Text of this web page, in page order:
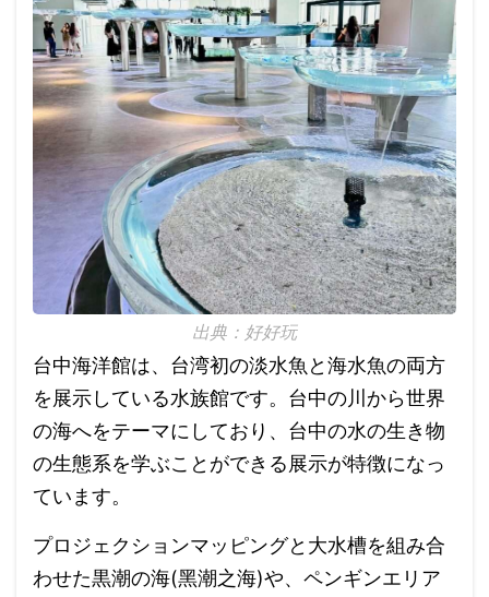
出典：好好玩
台中海洋館は、台湾初の淡水魚と海水魚の両方
を展示している水族館です。台中の川から世界
の海へをテーマにしており、台中の水の生き物
の生態系を学ぶことができる展示が特徴になっ
ています。
プロジェクションマッピングと大水槽を組み合
わせた黒潮の海(黑潮之海)や、ペンギンエリア